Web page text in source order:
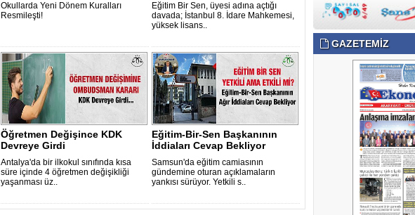
Okullarda Yeni Dönem Kuralları
Resmileşti!
Eğitim Bir Sen, üyesi adına açtığı
davada; İstanbul 8. İdare Mahkemesi,
yüksek lisans..
Öğretmen Değişince KDK
Devreye Girdi
Antalya'da bir ilkokul sınıfında kısa
süre içinde 4 öğretmen değişikliği
yaşanması üz..
Eğitim-Bir-Sen Başkanının
İddiaları Cevap Bekliyor
Samsun'da eğitim camiasının
gündemine oturan açıklamaların
yankısı sürüyor. Yetkili s..
GAZETEMİZ